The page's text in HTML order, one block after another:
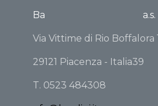
Ba a.s.
Via Vittime di Rio Boffalora
29121 Piacenza - Italia39
T. 0523 484308